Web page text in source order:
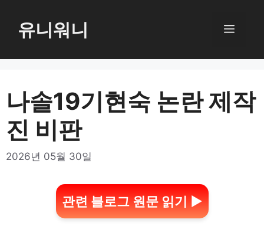
로
너
뛰
기
유니워니 메
나솔19기현숙 논란 제작
진 비판
2026년 05월 30일
관련 블로그 원문 읽기 ▶